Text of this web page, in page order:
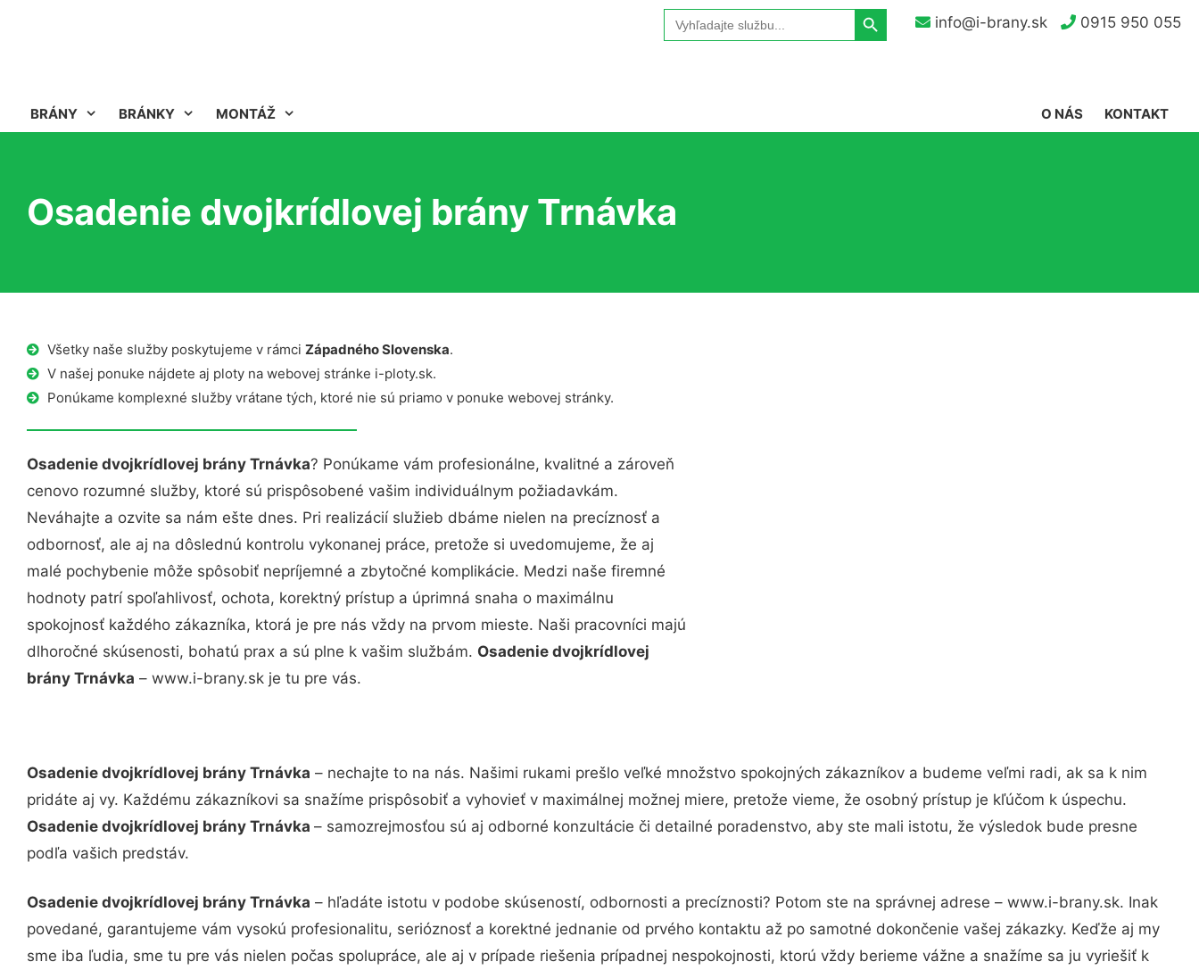
info@i-brany.sk 0915 950 055
Search
for:
Search Button
BRÁNY BRÁNKY MONTÁŽ KONTAKT
O NÁS
Osadenie dvojkrídlovej brány Trnávka
Všetky naše služby poskytujeme v rámci Západného Slovenska.
V našej ponuke nájdete aj ploty na webovej stránke i-ploty.sk.
Ponúkame komplexné služby vrátane tých, ktoré nie sú priamo v ponuke webovej stránky.
Osadenie dvojkrídlovej brány Trnávka? Ponúkame vám profesionálne, kvalitné a zároveň
cenovo rozumné služby, ktoré sú prispôsobené vašim individuálnym požiadavkám.
Neváhajte a ozvite sa nám ešte dnes. Pri realizácií služieb dbáme nielen na precíznosť a
odbornosť, ale aj na dôslednú kontrolu vykonanej práce, pretože si uvedomujeme, že aj
malé pochybenie môže spôsobiť nepríjemné a zbytočné komplikácie. Medzi naše firemné
hodnoty patrí spoľahlivosť, ochota, korektný prístup a úprimná snaha o maximálnu
spokojnosť každého zákazníka, ktorá je pre nás vždy na prvom mieste. Naši pracovníci majú
dlhoročné skúsenosti, bohatú prax a sú plne k vašim službám. Osadenie dvojkrídlovej
brány Trnávka – www.i-brany.sk je tu pre vás.
Osadenie dvojkrídlovej brány Trnávka – nechajte to na nás. Našimi rukami prešlo veľké množstvo spokojných zákazníkov a budeme veľmi radi, ak sa k nim
pridáte aj vy. Každému zákazníkovi sa snažíme prispôsobiť a vyhovieť v maximálnej možnej miere, pretože vieme, že osobný prístup je kľúčom k úspechu.
Osadenie dvojkrídlovej brány Trnávka – samozrejmosťou sú aj odborné konzultácie či detailné poradenstvo, aby ste mali istotu, že výsledok bude presne
podľa vašich predstáv.
Osadenie dvojkrídlovej brány Trnávka – hľadáte istotu v podobe skúseností, odbornosti a precíznosti? Potom ste na správnej adrese – www.i-brany.sk. Inak
povedané, garantujeme vám vysokú profesionalitu, serióznosť a korektné jednanie od prvého kontaktu až po samotné dokončenie vašej zákazky. Keďže aj my
sme iba ľudia, sme tu pre vás nielen počas spolupráce, ale aj v prípade riešenia prípadnej nespokojnosti, ktorú vždy berieme vážne a snažíme sa ju vyriešiť k